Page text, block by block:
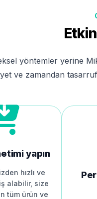
yöntemler yerine
ve zamandan
yapın
hızlı ve
alabilir, size
tüm ürün ve